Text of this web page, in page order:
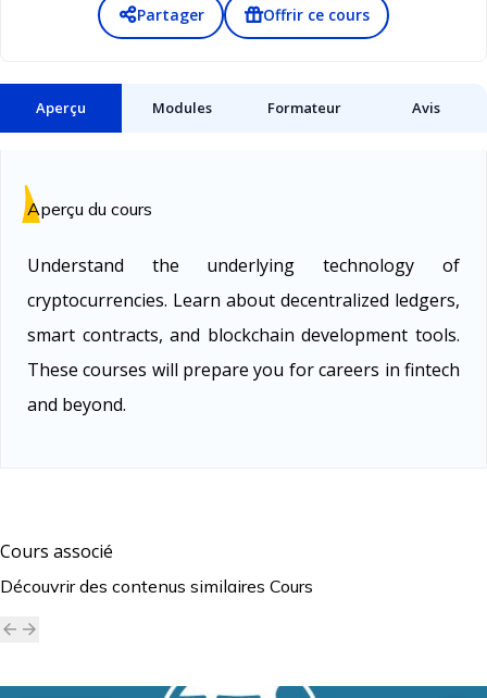
Partager Offrir ce cours
Aperçu Modules Formateur Avis
Aperçu du cours
Understand the underlying technology of
cryptocurrencies. Learn about decentralized ledgers,
smart contracts, and blockchain development tools.
These courses will prepare you for careers in fintech
and beyond.
Cours associé
Découvrir des contenus similaires Cours